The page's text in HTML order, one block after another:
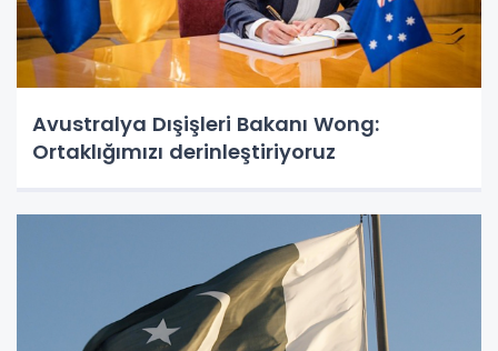
Avustralya Dışişleri Bakanı Wong:
Ortaklığımızı derinleştiriyoruz